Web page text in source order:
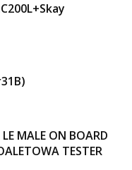
MALE ON BOARD
TESTER